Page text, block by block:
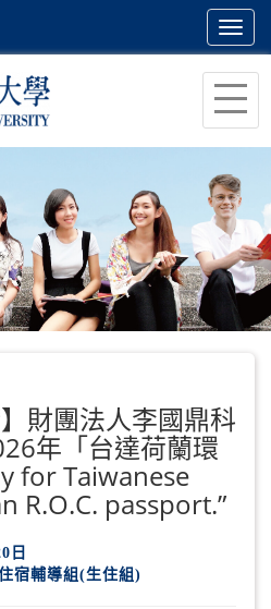
財團法人李國鼎科
年「台達荷蘭環
for Taiwanese
R.O.C. passport.”
日
宿輔導組(生住組)